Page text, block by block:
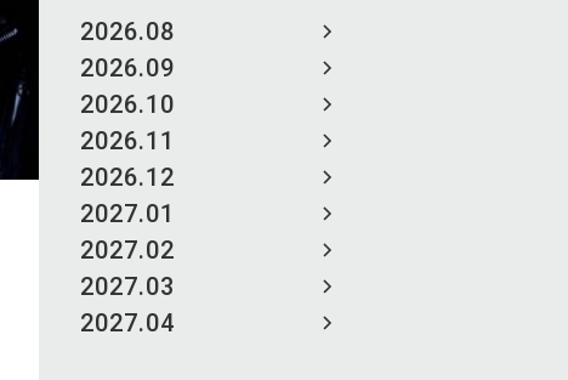
2026.08
2026.09
2026.10
2026.11
2026.12
2027.01
2027.02
2027.03
2027.04